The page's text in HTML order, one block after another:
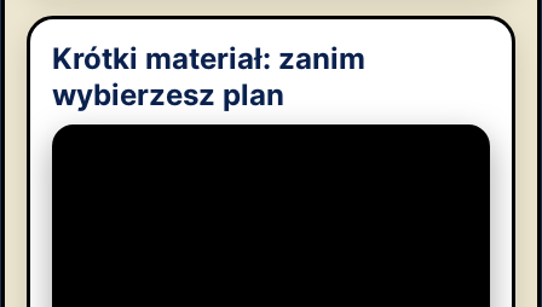
Krótki materiał: zanim
wybierzesz plan